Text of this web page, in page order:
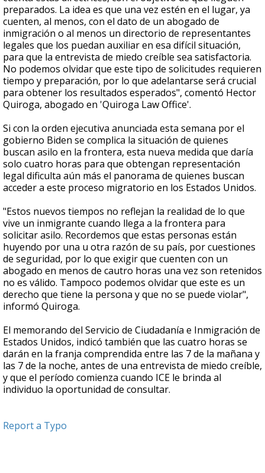
preparados. La idea es que una vez estén en el lugar, ya
cuenten, al menos, con el dato de un abogado de
inmigración o al menos un directorio de representantes
legales que los puedan auxiliar en esa difícil situación,
para que la entrevista de miedo creíble sea satisfactoria.
No podemos olvidar que este tipo de solicitudes requieren
tiempo y preparación, por lo que adelantarse será crucial
para obtener los resultados esperados", comentó Hector
Quiroga, abogado en 'Quiroga Law Office'.
Si con la orden ejecutiva anunciada esta semana por el
gobierno Biden se complica la situación de quienes
buscan asilo en la frontera, esta nueva medida que daría
solo cuatro horas para que obtengan representación
legal dificulta aún más el panorama de quienes buscan
acceder a este proceso migratorio en los Estados Unidos.
"Estos nuevos tiempos no reflejan la realidad de lo que
vive un inmigrante cuando llega a la frontera para
solicitar asilo. Recordemos que estas personas están
huyendo por una u otra razón de su país, por cuestiones
de seguridad, por lo que exigir que cuenten con un
abogado en menos de cautro horas una vez son retenidos
no es válido. Tampoco podemos olvidar que este es un
derecho que tiene la persona y que no se puede violar",
informó Quiroga.
El memorando del Servicio de Ciudadanía e Inmigración de
Estados Unidos, indicó también que las cuatro horas se
darán en la franja comprendida entre las 7 de la mañana y
las 7 de la noche, antes de una entrevista de miedo creíble,
y que el período comienza cuando ICE le brinda al
individuo la oportunidad de consultar.
Report a Typo